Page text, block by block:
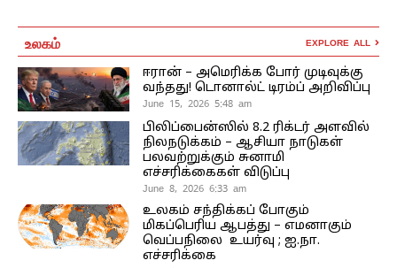
உலகம் EXPLORE ALL
ஈரான் – அமெரிக்க போர் முடிவுக்கு
வந்தது! டொனால்ட் டிரம்ப் அறிவிப்பு
June 15, 2026 5:48 am
பிலிப்பைன்ஸில் 8.2 ரிக்டர் அளவில்
நிலநடுக்கம் – ஆசியா நாடுகள்
பலவற்றுக்கும் சுனாமி
எச்சரிக்கைகள் விடுப்பு
June 8, 2026 6:33 am
உலகம் சந்திக்கப் போகும்
மிகப்பெரிய ஆபத்து – எமனாகும்
வெப்பநிலை உயர்வு ; ஐ.நா.
எச்சரிக்கை